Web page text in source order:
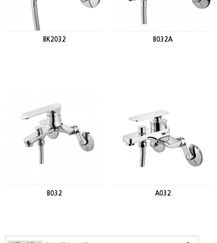
BK2032 B032A
B032 A032